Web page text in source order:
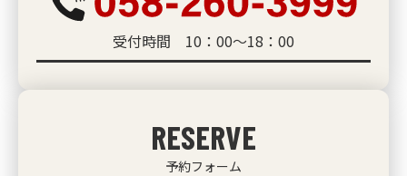
受付時間 10：00～18：00
RESERVE
予約フォーム